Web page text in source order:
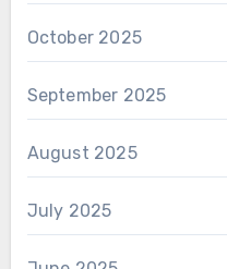
October 2025
September 2025
August 2025
July 2025